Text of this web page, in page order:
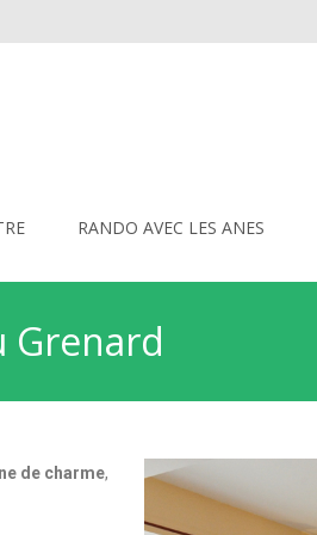
RANDO AVEC LES ANES
Grenard
de charme,